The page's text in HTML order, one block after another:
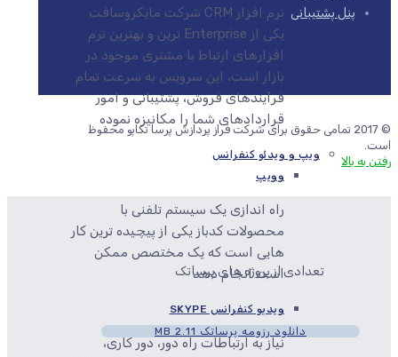
نرم افزار CRM شرکت مایکروسافت
یکی از Enterprise ترین و بهترین نرم
افزارهای ارتباط با مشتری موجود در
بازار است، این سرویس به سرعت تمام
فرآیندهای فروش، پشتیبانی و امور
قراردادهای شما را مکانیزه نموده
ویپ و ویدئو کنفرانس
وویپ
راه اندازی یک سیستم تلفنی با
محصولات کدباز یکی از پیچیده ترین کار
هایی است که یک مختصص ممکن
است انجام دهد
ویدیو کنفرانس SKYPE
نیاز به ارتباطات راه دور، دور کاری،
پنل پشتیبانی
© 2017 تمامی حقوق برای شرکت فراز پردازش پرسا تکاپو محفوظ
است.
رفتن به بالا
تعدادی از پروژه های پرساتک
دانلود رزومه پرساتک 2.11 MB